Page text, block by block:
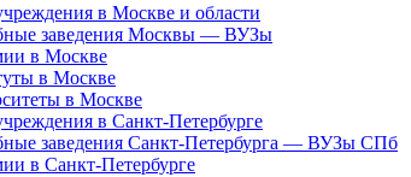
в Москве и области
заведения Москвы — ВУЗы
в Москве
в Москве
в Москве
в Санкт-Петербурге
заведения Санкт-Петербурга — ВУЗы СПб
в Санкт-Петербурге